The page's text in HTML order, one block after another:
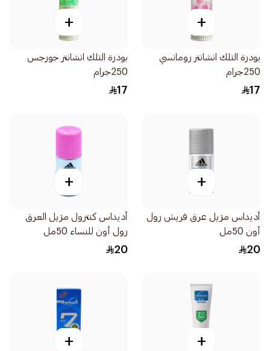
+
بودرة التلك انشانتر رومانسي
250جرام
17
+
بودرة التلك انشانتر جورجس
250جرام
17
+
أديداس مزيل عرق فريش رول
أون 50مل
20
+
أديداس كنترول مزيل العرق
رول أون للنساء 50مل
20
+
+